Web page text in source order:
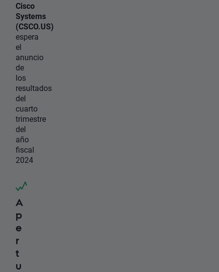
Cisco
Systems
(CSCO.US)
espera
el
anuncio
de
los
resultados
del
cuarto
trimestre
del
año
fiscal
2024
A
p
e
r
t
u